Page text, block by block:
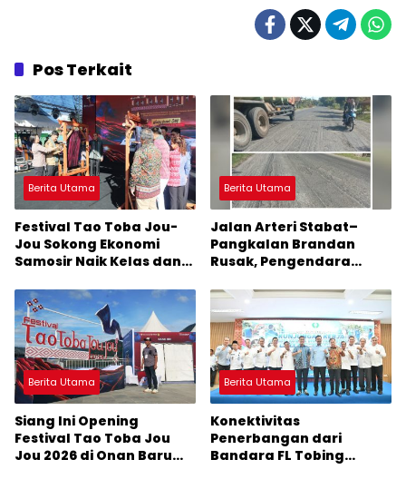
Pos Terkait
Berita Utama
Festival Tao Toba Jou-
Jou Sokong Ekonomi
Samosir Naik Kelas dan
Sumber Pertumbuhan
Ekonomi Baru
Berita Utama
Jalan Arteri Stabat–
Pangkalan Brandan
Rusak, Pengendara
Berita Utama
Siang Ini Opening
Festival Tao Toba Jou
Jou 2026 di Onan Baru
Berita Utama
Konektivitas
Penerbangan dari
Bandara FL Tobing